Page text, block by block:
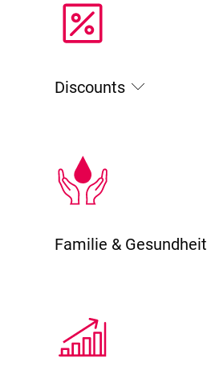
Discounts
Familie & Gesundheit